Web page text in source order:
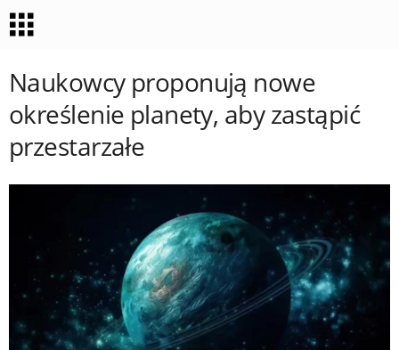
Naukowcy proponują nowe
określenie planety, aby zastąpić
przestarzałe